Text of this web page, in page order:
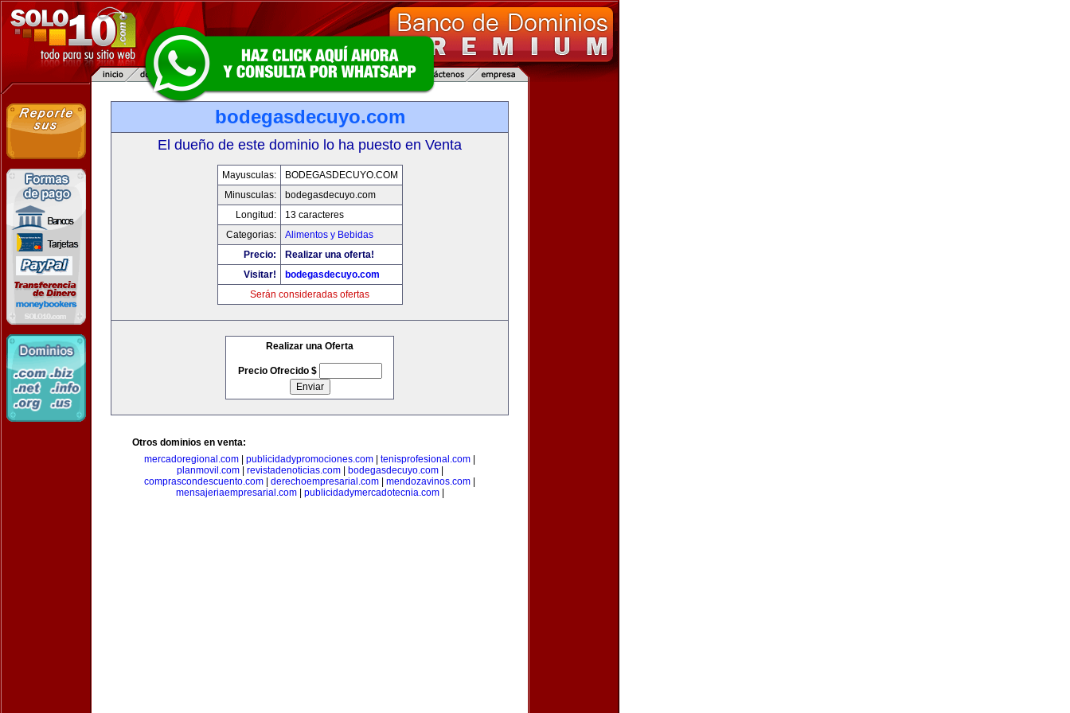
bodegasdecuyo.com
El dueño de este dominio lo ha puesto en Venta
Mayusculas:
BODEGASDECUYO.COM
Minusculas:
bodegasdecuyo.com
Longitud:
13 caracteres
Categorias:
Alimentos y Bebidas
Precio:
Realizar una oferta!
Visitar!
bodegasdecuyo.com
Serán consideradas ofertas
Realizar una Oferta
Precio Ofrecido $
Otros dominios en venta:
mercadoregional.com
publicidadypromociones.com tenisprofesional.com
planmovil.com| revistadenoticias.com| bodegasdecuyo.com|
comprascondescuento.com
derechoempresarial.com mendozavinos.com
mensajeriaempresarial.com| publicidadymercadotecnia.com|